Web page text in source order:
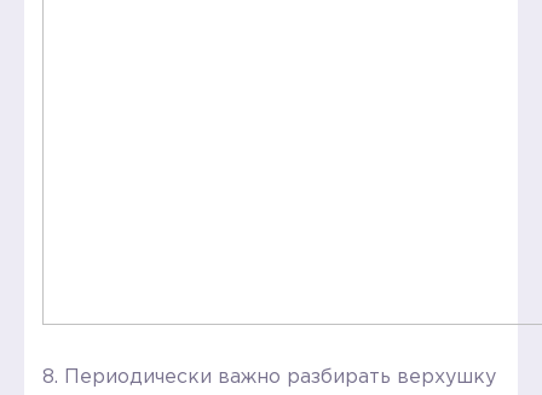
8. Периодически важно разбирать верхушку